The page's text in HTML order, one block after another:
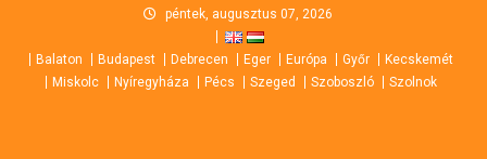
content
péntek, augusztus 07, 2026
Balaton Budapest Debrecen Eger Európa Győr
Kecskemét
Miskolc
Nyíregyháza Pécs Szeged Szoboszló Szolnok